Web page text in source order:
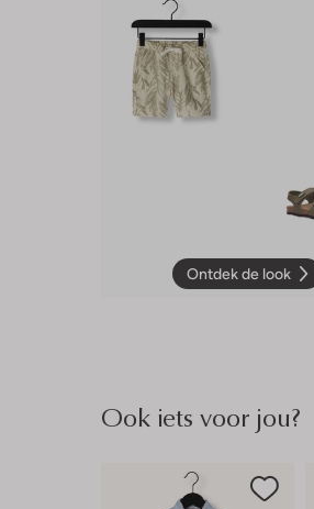
Ontdek de look
Ook iets voor jou?